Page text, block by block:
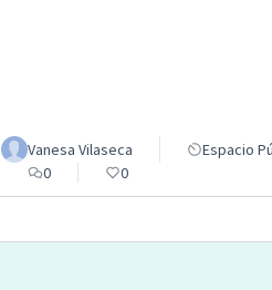
Vanesa Vilaseca
Espacio
0
0